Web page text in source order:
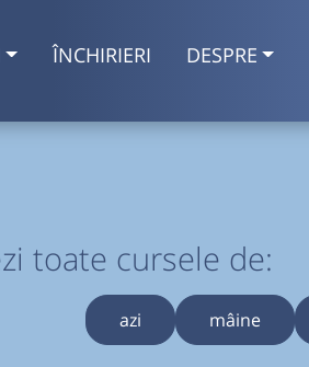
ÎNCHIRIERI DESPRE
toate cursele de:
azi mâine